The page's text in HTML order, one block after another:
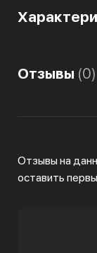
Отзывы (0)
Отзывы на
оставить